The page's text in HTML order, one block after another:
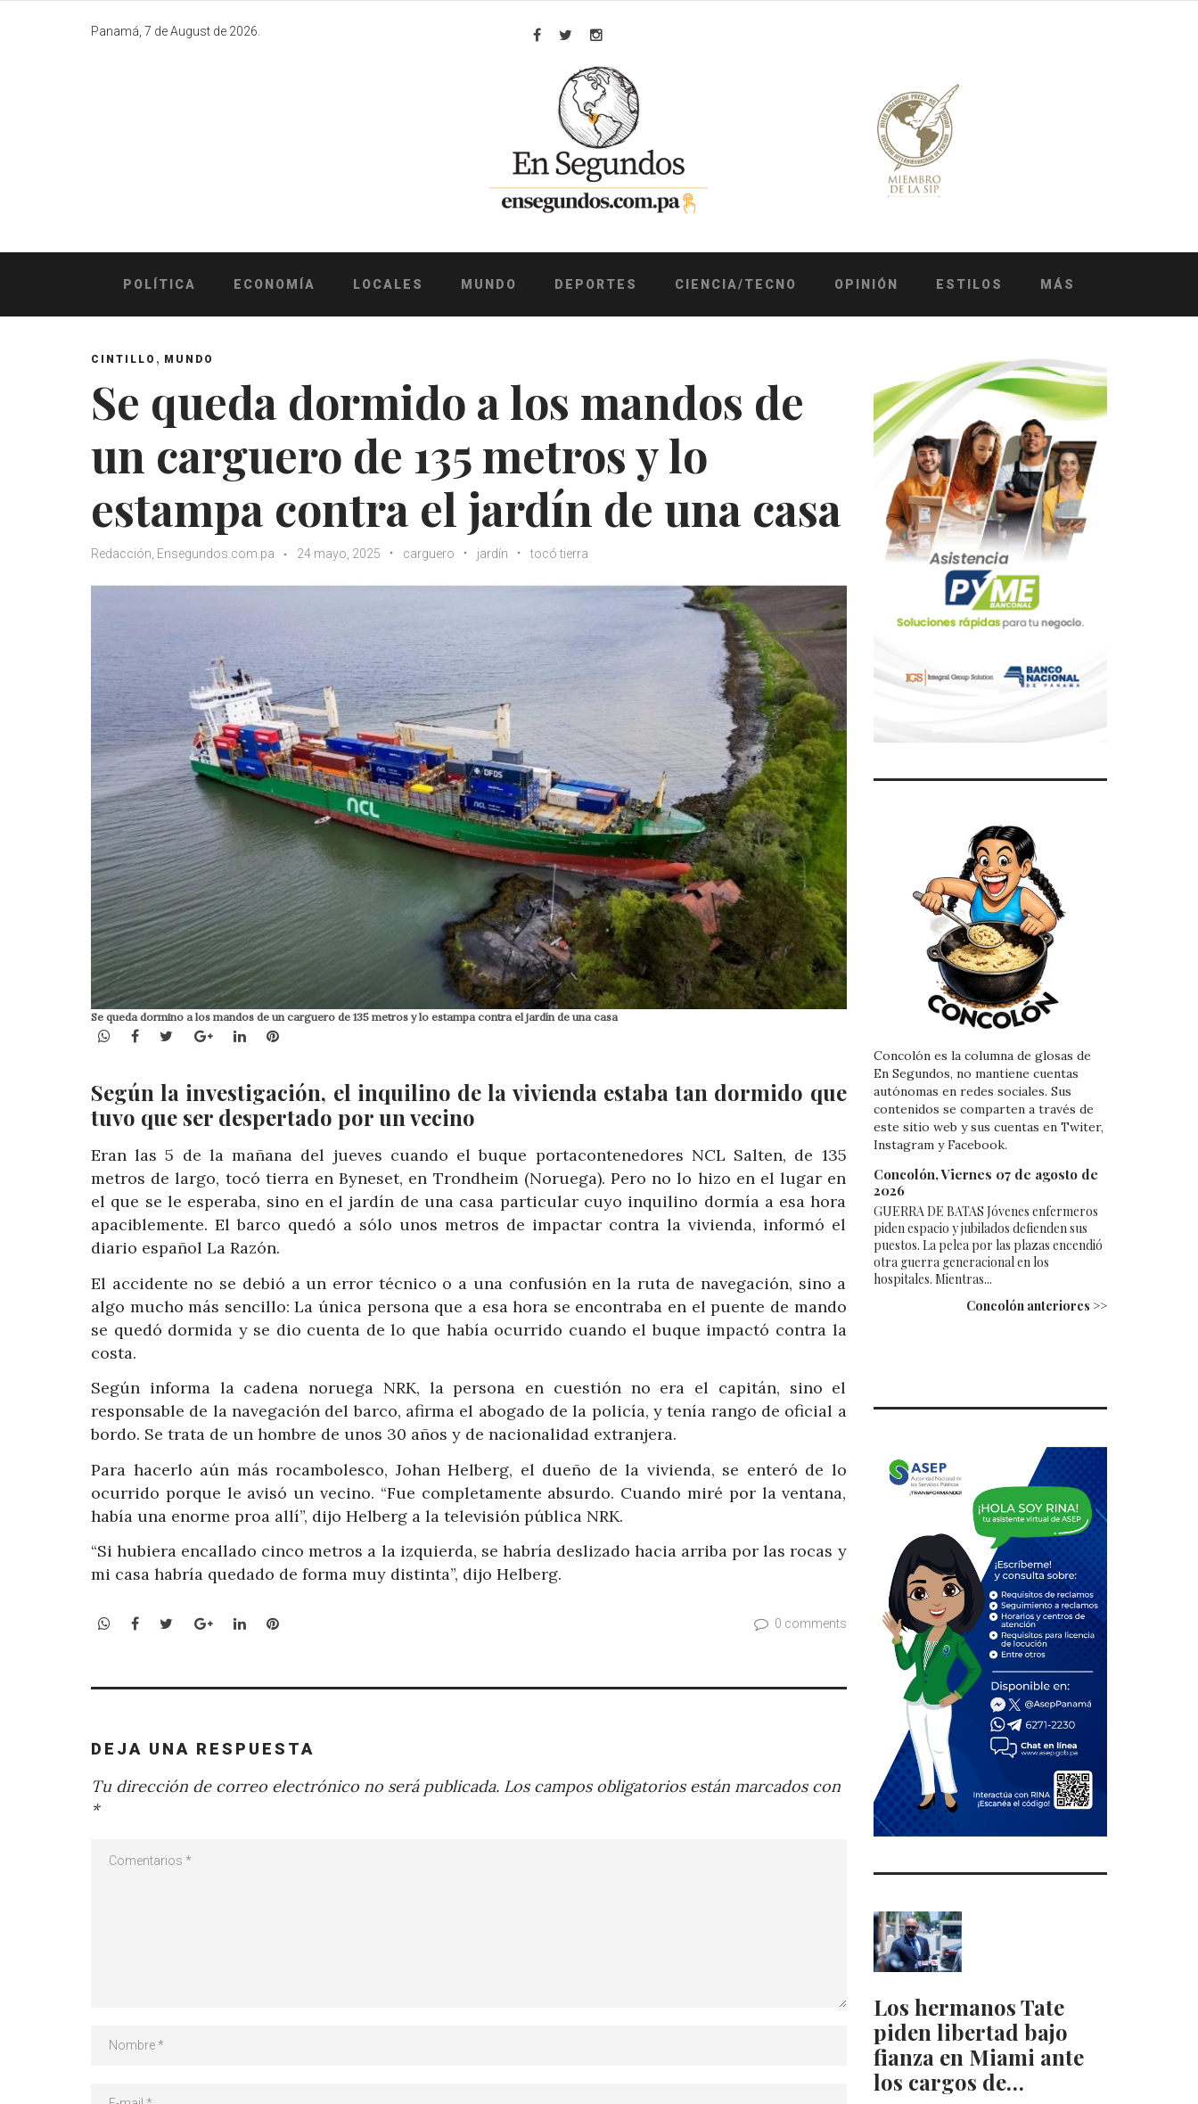
Panamá, 7 de August de 2026.
Facebook
TwitterInstagram
POLÍTICA ECONOMÍA LOCALES MUNDO DEPORTES CIENCIA/TECNO OPINIÓN ESTILOS MÁS
CINTILLO , MUNDO
Se queda dormido a los mandos de
un carguero de 135 metros y lo
estampa contra el jardín de una casa
Redacción, Ensegundos.com.pa 24 mayo, 2025 carguero jardín tocó tierra
Se queda dormino a los mandos de un carguero de 135 metros y lo estampa contra el jardín de una casa
WhatsApp
Facebook
TwitterGoogle+LinkedInPinterest
Según la investigación, el inquilino de la vivienda estaba tan dormido que
tuvo que ser despertado por un vecino
Eran las 5 de la mañana del jueves cuando el buque portacontenedores NCL Salten, de 135
metros de largo, tocó tierra en Byneset, en Trondheim (Noruega). Pero no lo hizo en el lugar en
el que se le esperaba, sino en el jardín de una casa particular cuyo inquilino dormía a esa hora
apaciblemente. El barco quedó a sólo unos metros de impactar contra la vivienda, informó el
diario español La Razón.
El accidente no se debió a un error técnico o a una confusión en la ruta de navegación, sino a
algo mucho más sencillo: La única persona que a esa hora se encontraba en el puente de mando
se quedó dormida y se dio cuenta de lo que había ocurrido cuando el buque impactó contra la
costa.
Según informa la cadena noruega NRK, la persona en cuestión no era el capitán, sino el
responsable de la navegación del barco, afirma el abogado de la policía, y tenía rango de oficial a
bordo. Se trata de un hombre de unos 30 años y de nacionalidad extranjera.
Para hacerlo aún más rocambolesco, Johan Helberg, el dueño de la vivienda, se enteró de lo
ocurrido porque le avisó un vecino. “Fue completamente absurdo. Cuando miré por la ventana,
había una enorme proa allí”, dijo Helberg a la televisión pública NRK.
“Si hubiera encallado cinco metros a la izquierda, se habría deslizado hacia arriba por las rocas y
mi casa habría quedado de forma muy distinta”, dijo Helberg.
WhatsApp
Facebook
TwitterGoogle+LinkedInPinterest 0 comments
DEJA UNA RESPUESTA
Tu dirección de correo electrónico no será publicada. Los campos obligatorios están marcados con
*
Concolón es la columna de glosas de
En Segundos, no mantiene cuentas
autónomas en redes sociales. Sus
contenidos se comparten a través de
este sitio web y sus cuentas en Twiter,
Instagram y Facebook.
Concolón, Viernes 07 de agosto de
2026
GUERRA DE BATAS Jóvenes enfermeros
piden espacio y jubilados defienden sus
puestos. La pelea por las plazas encendió
otra guerra generacional en los
hospitales. Mientras...
Concolón anteriores >>
Los hermanos Tate
piden libertad bajo
fianza en Miami ante
los cargos de…